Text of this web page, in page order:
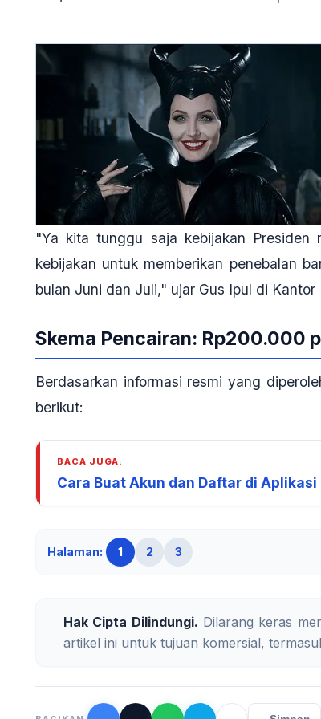
"Ya kita tunggu saja kebijakan
kebijakan untuk memberikan penebalan
bulan Juni dan Juli," ujar Gus Ipul di
Skema Pencairan: Rp200.000
Berdasarkan informasi resmi yang
berikut:
BACA JUGA:
Cara Buat Akun dan Daftar di
Halaman: 1 2 3
Hak Cipta Dilindungi. Dilarang keras
artikel ini untuk tujuan komersial,